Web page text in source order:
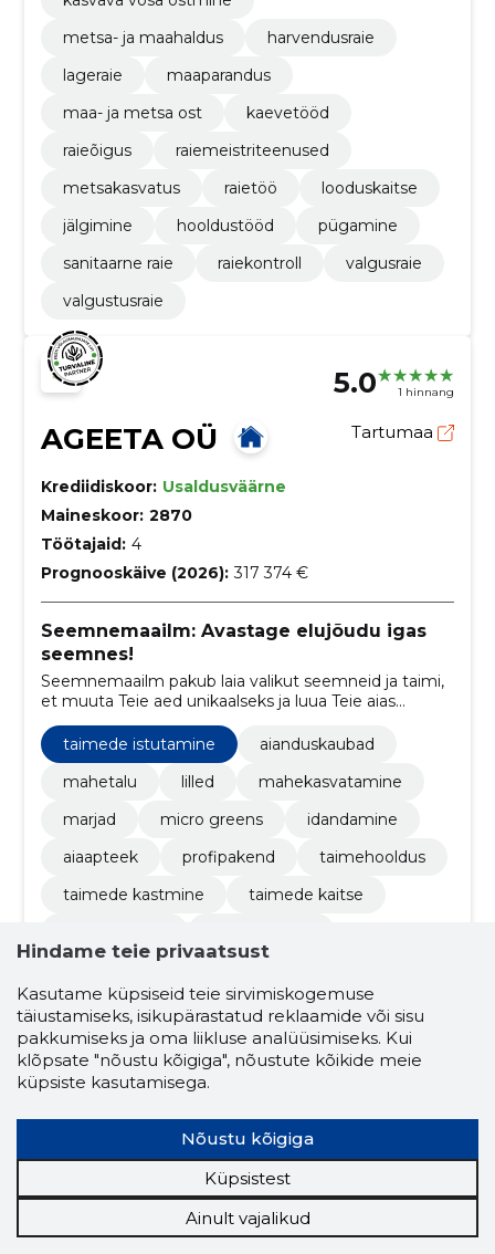
metsa- ja maahaldus
harvendusraie
lageraie
maaparandus
maa- ja metsa ost
kaevetööd
raieõigus
raiemeistriteenused
metsakasvatus
raietöö
looduskaitse
jälgimine
hooldustööd
pügamine
sanitaarne raie
raiekontroll
valgusraie
valgustusraie
5.0 1 hinnang
AGEETA OÜ Tartumaa
Krediidiskoor: Usaldusväärne
Maineskoor: 2870
Töötajaid: 4
Prognooskäive (2026): 317 374 €
Seemnemaailm: Avastage elujõudu igas
seemnes!
Seemnemaailm pakub laia valikut seemneid ja taimi,
et muuta Teie aed unikaalseks ja luua Teie aias
unustamatuid elamusi. Me pakume taimede ja
seemnete kataloogi, mis hõlmab köögivilju, lilli,
koduaeda, aiaapteeki ja palju muud!
taimede istutamine
aianduskaubad
mahetalu
lilled
mahekasvatamine
marjad
micro greens
idandamine
aiaapteek
profipakend
taimehooldus
taimede kastmine
taimede kaitse
talikülv
liatris
aeduba
tubaka kasvatamine
mullaanalüüs ilma laboratooriumita
koduaed
e-pood
4.3
Hindame teie privaatsust
Kasutame küpsiseid teie sirvimiskogemuse
täiustamiseks, isikupärastatud reklaamide või sisu
pakkumiseks ja oma liikluse analüüsimiseks. Kui
klõpsate "nõustu kõigiga", nõustute kõikide meie
küpsiste kasutamisega.
Nõustu kõigiga
Küpsistest
Ainult vajalikud